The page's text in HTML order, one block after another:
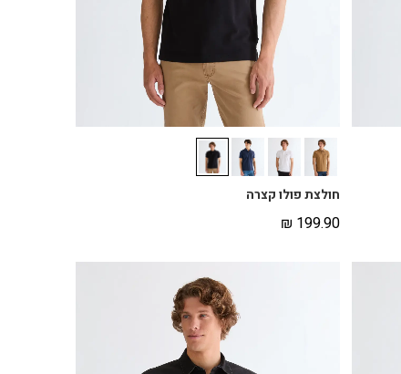
חולצת פולו קצרה
₪ 199.90